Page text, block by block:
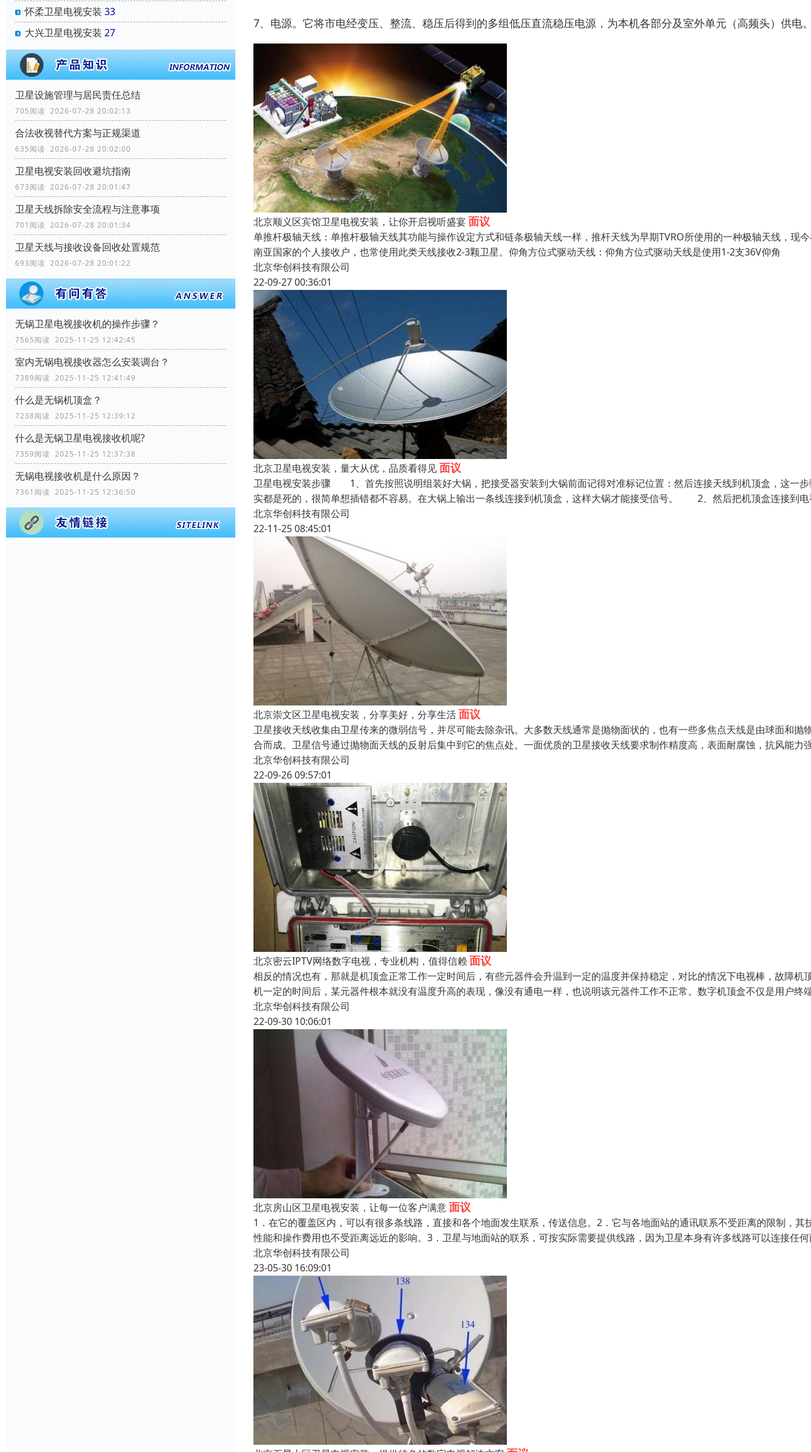
怀柔卫星电视安装 33
大兴卫星电视安装 27
卫星设施管理与居民责任总结
705阅读 2026-07-28 20:02:13
合法收视替代方案与正规渠道
635阅读 2026-07-28 20:02:00
卫星电视安装回收避坑指南
673阅读 2026-07-28 20:01:47
卫星天线拆除安全流程与注意事项
701阅读 2026-07-28 20:01:34
卫星天线与接收设备回收处置规范
693阅读 2026-07-28 20:01:22
无锅卫星电视接收机的操作步骤？
7565阅读 2025-11-25 12:42:45
室内无锅电视接收器怎么安装调台？
7389阅读 2025-11-25 12:41:49
什么是无锅机顶盒？
7238阅读 2025-11-25 12:39:12
什么是无锅卫星电视接收机呢?
7359阅读 2025-11-25 12:37:38
无锅电视接收机是什么原因？
7361阅读 2025-11-25 12:36:50
7、电源。它将市电经变压、整流、稳压后得到的多组低压直流稳压电源，为本机各部分及室外单元（高频头）供电
北京顺义区宾馆卫星电视安装，让你开启视听盛宴面议
单推杆极轴天线：单推杆极轴天线其功能与操作设定方式和链条极轴天线一样，推杆天线为早期TVRO所使用的一种极轴天线，现
南亚国家的个人接收户，也常使用此类天线接收2-3颗卫星。仰角方位式驱动天线：仰角方位式驱动天线是使用1-2支36V仰角
北京华创科技有限公司
22-09-27 00:36:01
北京卫星电视安装，量大从优，品质看得见面议
卫星电视安装步骤 1、首先按照说明组装好大锅，把接受器安装到大锅前面记得对准标记位置：然后连接天线到机顶盒，这一
实都是死的，很简单想插错都不容易。在大锅上输出一条线连接到机顶盒，这样大锅才能接受信号。 2、然后把机顶盒连接到
北京华创科技有限公司
22-11-25 08:45:01
北京崇文区卫星电视安装，分享美好，分享生活面议
卫星接收天线收集由卫星传来的微弱信号，并尽可能去除杂讯。大多数天线通常是抛物面状的，也有一些多焦点天线是由球面和抛
合而成。卫星信号通过抛物面天线的反射后集中到它的焦点处。一面优质的卫星接收天线要求制作精度高，表面耐腐蚀，抗风能力
北京华创科技有限公司
22-09-26 09:57:01
北京密云IPTV网络数字电视，专业机构，值得信赖 面议
相反的情况也有，那就是机顶盒正常工作一定时间后，有些元器件会升温到一定的温度并保持稳定，对比的情况下电视棒，故障机
机一定的时间后，某元器件根本就没有温度升高的表现，像没有通电一样，也说明该元器件工作不正常。数字机顶盒不仅是用户终
北京华创科技有限公司
22-09-30 10:06:01
北京房山区卫星电视安装，让每一位客户满意面议
1．在它的覆盖区内，可以有很多条线路，直接和各个地面发生联系，传送信息。2．它与各地面站的通讯联系不受距离的限制，其
性能和操作费用也不受距离远近的影响。3．卫星与地面站的联系，可按实际需要提供线路，因为卫星本身有许多线路可以连接任
北京华创科技有限公司
23-05-30 16:09:01